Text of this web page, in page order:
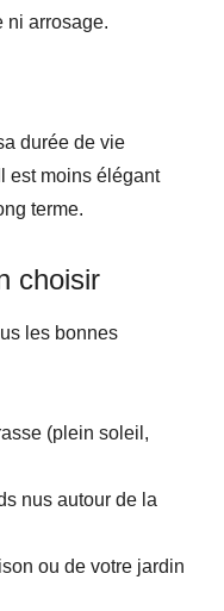
ni arrosage.
durée de vie
est moins élégant
terme.
choisir
les bonnes
(plein soleil,
nus autour de la
ou de votre jardin